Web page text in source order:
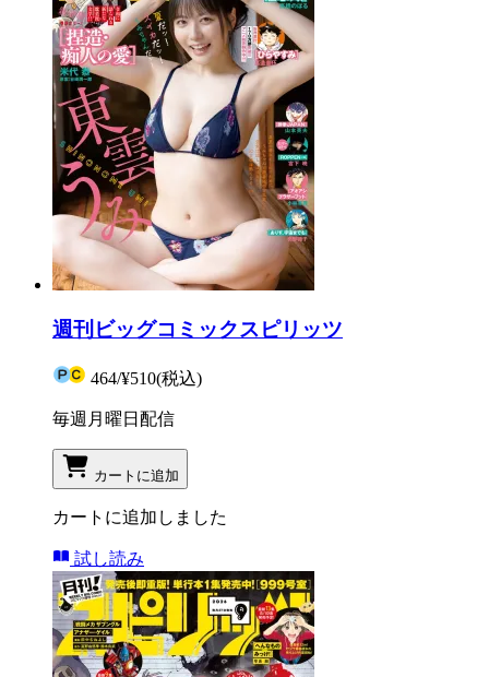
週刊ビッグコミックスピリッツ
464/¥510(税込)
毎週月曜日配信
カートに追加
カートに追加しました
試し読み